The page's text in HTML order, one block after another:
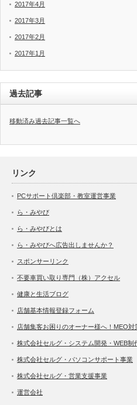
2017年4月
2017年3月
2017年2月
2017年1月
過去記事
移動済み過去記事一覧へ
リンク
PCサポート倶楽部・教室運営事業
ら・みやび
ら・みやびとは
ら・みやびへ広告出しませんか？
スポンサーリンク
不要車買い取り専門（株）アクセル
健康と生活ブログ
店舗基本情報登録フォーム
店舗集客お困りのオーナー様へ！MEO対
株式会社セルグ・システム開発・WEB制
株式会社セルグ・パソコンサポート事業
株式会社セルグ・営業支援事業
運営会社